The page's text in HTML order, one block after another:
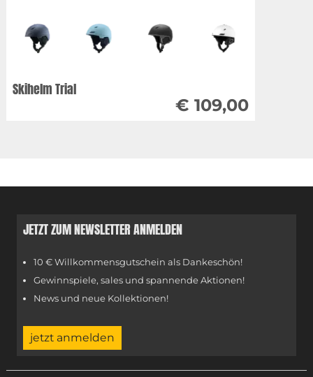
Skihelm Trial
€ 109,00
JETZT ZUM NEWSLETTER ANMELDEN
10 € Willkommensgutschein als Dankeschön!
Gewinnspiele, sales und spannende Aktionen!
News und neue Kollektionen!
jetzt anmelden